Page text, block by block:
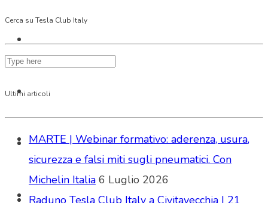
Cerca su Tesla Club Italy
Ultimi articoli
MARTE | Webinar formativo: aderenza, usura,
sicurezza e falsi miti sugli pneumatici. Con
Michelin Italia 6 Luglio 2026
Raduno Tesla Club Italy a Civitavecchia | 21